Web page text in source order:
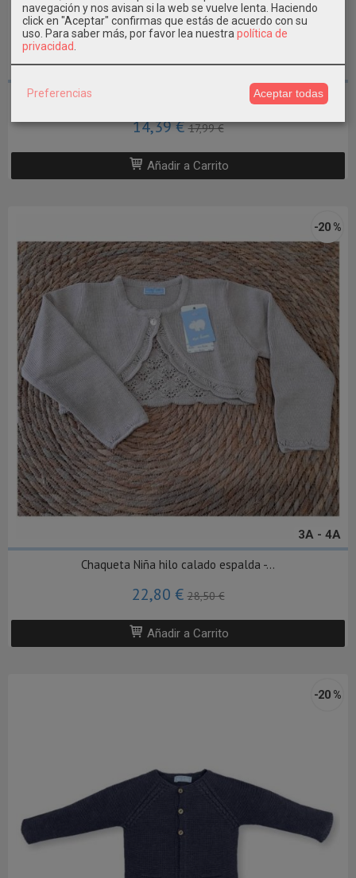
3 AÑOS / 98CM
Chaqueta Rebeca niña Mayoral
14,39 €17,99 €
Añadir a Carrito
3A - 4A
-20 %
Chaqueta Niña hilo calado espalda -...
22,80 €28,50 €
Añadir a Carrito
-20 %
navegación y nos avisan si la web se vuelve lenta. Haciendo
click en "Aceptar" confirmas que estás de acuerdo con su
uso. Para saber más, por favor lea nuestra política de
privacidad
Preferencias Aceptar todas